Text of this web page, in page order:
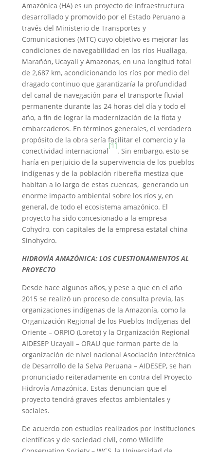
Amazónica (HA) es un proyecto de infraestructura
desarrollado y promovido por el Estado Peruano a
través del Ministerio de Transportes y
Comunicaciones (MTC) cuyo objetivo es mejorar las
condiciones de navegabilidad en los ríos Huallaga,
Marañón, Ucayali y Amazonas, en una longitud total
de 2,687 km, acondicionando los ríos por medio del
dragado continuo que garantizaría la profundidad
del canal de navegación para el transporte fluvial
permanente durante las 24 horas del día y todo el
año, a fin de lograr la modernización de la flota y
embarcaderos. En términos generales, el verdadero
propósito de la obra sería facilitar el comercio y la
conectividad internacional
[1]
. Sin embargo, esto se
haría en perjuicio de la supervivencia de los pueblos
indígenas y de la población ribereña mestiza que
habitan a lo largo de estas cuencas, generando un
enorme impacto ambiental sobre los ríos y, en
general, de todo el ecosistema amazónico. El
proyecto ha sido concesionado a la empresa
Cohydro, con capitales de la empresa estatal china
Sinohydro.
HIDROVÍA AMAZÓNICA: LOS CUESTIONAMIENTOS AL
PROYECTO
Desde hace algunos años, y pese a que en el año
2015 se realizó un proceso de consulta previa, las
organizaciones indígenas de la Amazonía, como la
Organización Regional de los Pueblos Indígenas del
Oriente – ORPIO (Loreto) y la Organización Regional
AIDESEP Ucayali – ORAU que forman parte de la
organización de nivel nacional Asociación Interétnica
de Desarrollo de la Selva Peruana – AIDESEP, se han
pronunciado reiteradamente en contra del Proyecto
Hidrovía Amazónica. Estas denuncian que el
proyecto tendrá graves efectos ambientales y
sociales.
De acuerdo con estudios realizados por instituciones
científicas y de sociedad civil, como Wildlife